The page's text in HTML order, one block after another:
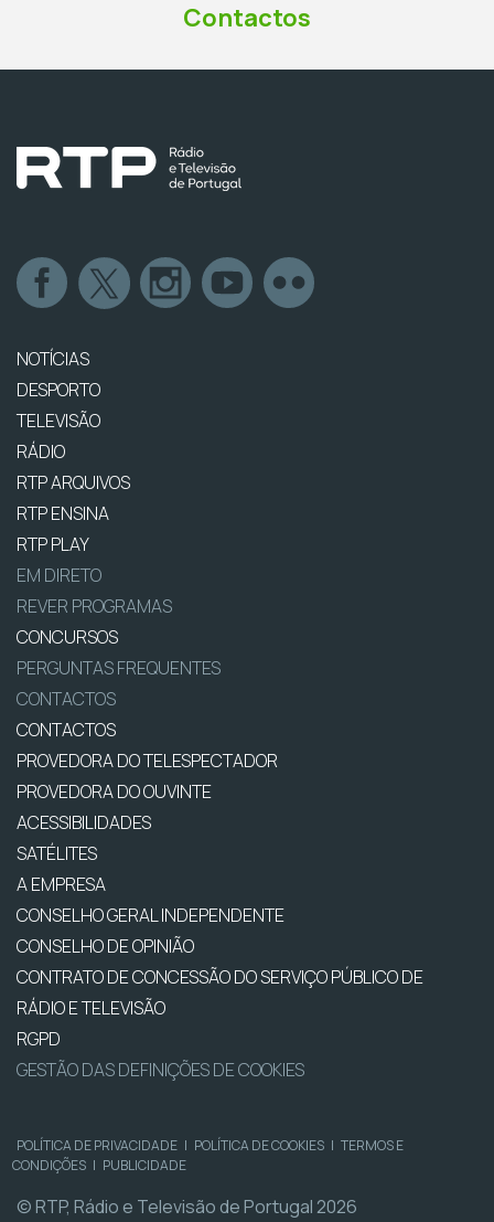
Contactos
NOTÍCIAS
DESPORTO
TELEVISÃO
RÁDIO
RTP ARQUIVOS
RTP ENSINA
RTP PLAY
EM DIRETO
REVER PROGRAMAS
CONCURSOS
PERGUNTAS FREQUENTES
CONTACTOS
CONTACTOS
PROVEDORA DO TELESPECTADOR
PROVEDORA DO OUVINTE
ACESSIBILIDADES
SATÉLITES
A EMPRESA
CONSELHO GERAL INDEPENDENTE
CONSELHO DE OPINIÃO
CONTRATO DE CONCESSÃO DO SERVIÇO PÚBLICO DE
RÁDIO E TELEVISÃO
RGPD
GESTÃO DAS DEFINIÇÕES DE COOKIES
POLÍTICA DE PRIVACIDADE | POLÍTICA DE COOKIES | TERMOS E
CONDIÇÕES | PUBLICIDADE
© RTP, Rádio e Televisão de Portugal 2026